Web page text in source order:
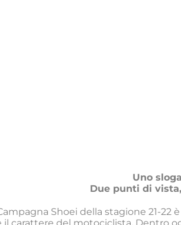
Uno
Due punti di
Shoei della stagione 21-